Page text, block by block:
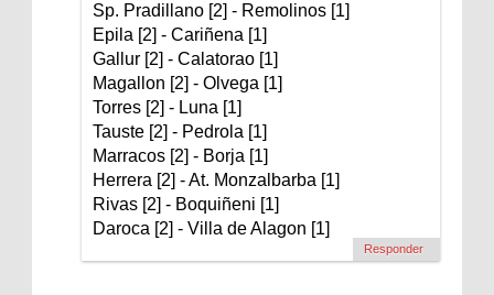
Sp. Pradillano [2] - Remolinos [1]
Epila [2] - Cariñena [1]
Gallur [2] - Calatorao [1]
Magallon [2] - Olvega [1]
Torres [2] - Luna [1]
Tauste [2] - Pedrola [1]
Marracos [2] - Borja [1]
Herrera [2] - At. Monzalbarba [1]
Rivas [2] - Boquiñeni [1]
Daroca [2] - Villa de Alagon [1]
Responder